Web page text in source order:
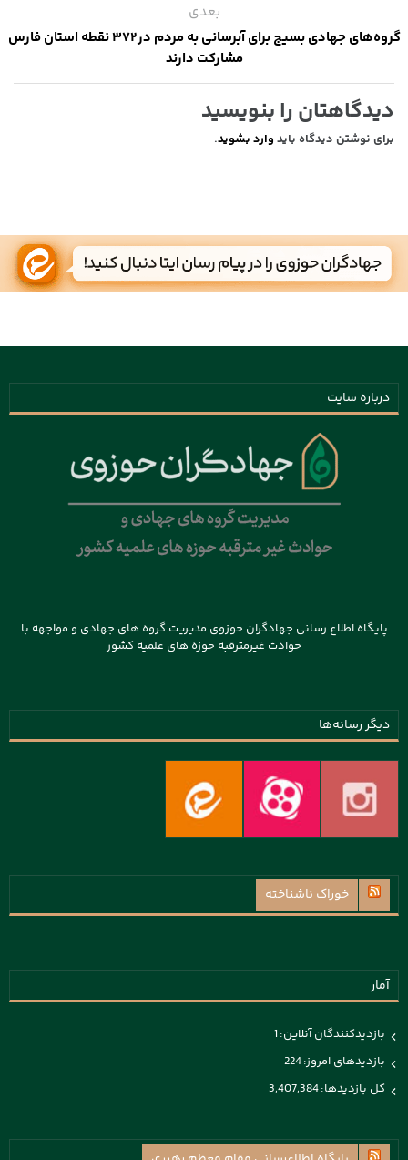
بعدی
گروه‌های جهادی بسیج برای آبرسانی به مردم در۳۷۲ نقطه استان فارس
مشارکت دارند
دیدگاهتان را بنویسید
برای نوشتن دیدگاه باید وارد بشوید.
درباره سایت
پایگاه اطلاع رسانی جهادگران حوزوی مدیریت گروه های جهادی و مواجهه با
حوادث غیرمترقبه حوزه های علمیه کشور
دیگر رسانه‌ها
خوراک ناشناخته
آمار
بازدیدکنندگان آنلاین:1
بازدیدهای امروز:224
کل بازدیدها:3,407,384